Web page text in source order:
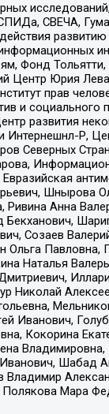
СВЕЧА,
Фонд
Центр Юрия
прав
и социального
развития
Интернешнл-Р,
Северных
Шнырова
Ривина Анна
Бекханович,
Созаев
Ольга Павловна,
Наталья
Николай
Иванович,
Кокорина
Владимировна,
Шабад
Владимир
Мара